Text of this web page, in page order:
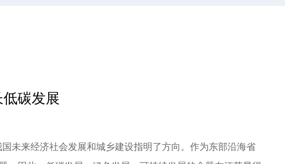
碳发展
未来经济社会发展和城乡建设指明了方向。作为东部沿海省